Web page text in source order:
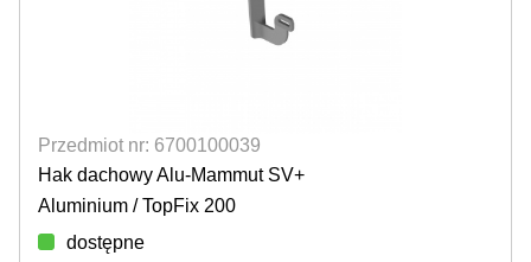
Przedmiot nr: 6700100039
Hak dachowy Alu-Mammut SV+
Aluminium / TopFix 200
dostępne